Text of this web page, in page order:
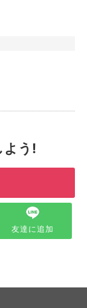
よう!
友達に追加